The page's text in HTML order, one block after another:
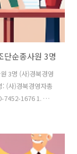
단순종사원 3명
3명 (사)경북경영
(사)경북경영자총
7452-1676 1. 구
용 1.사업명 : 시
개월 운영 후 신규
인원 : 인턴 3명 8.